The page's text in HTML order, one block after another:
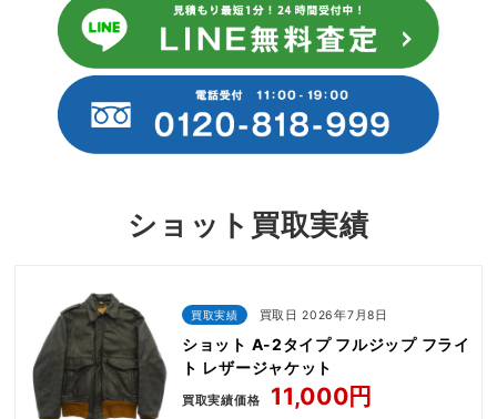
ショット買取実績
買取実績 買取日 2026年7月8日
ショット A-2タイプ フルジップ フライ
ト レザージャケット
買取実績価格 11,000円